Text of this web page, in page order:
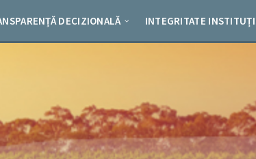
DECIZIONALĂ INTEGRITATE